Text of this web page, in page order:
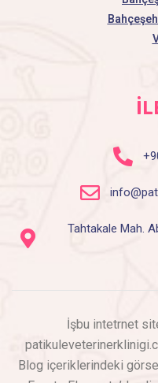
Tahtakale Mah.
İşbu intetrnet
Blog içeriklerindeki